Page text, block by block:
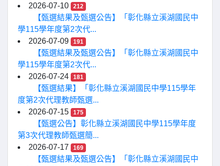
2026-07-10
212
【甄選結果及甄選公告】「彰化縣立溪湖國民中
學115學年度第2次代...
2026-07-09
191
【甄選結果及甄選公告】「彰化縣立溪湖國民中
學115學年度第2次代...
2026-07-24
181
【甄選結果】「彰化縣立溪湖國民中學115學年
度第2次代理教師甄選...
2026-07-15
175
【甄選公告】彰化縣立溪湖國民中學115學年度
第3次代理教師甄選簡...
2026-07-17
169
【甄選結果及甄選公告】「彰化縣立溪湖國民中